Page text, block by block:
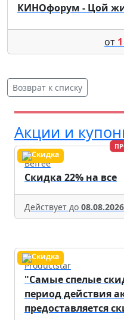
КИНОфорум - Цой
от
Возврат к списку
Акции и
Befree
Скидка 22% на все
Действует до 08.08.2026
Productstar
"Самые спелые
период действия
предоставляется